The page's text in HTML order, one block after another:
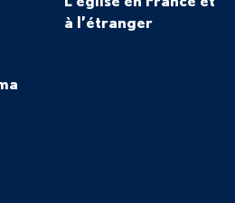
à l’étranger